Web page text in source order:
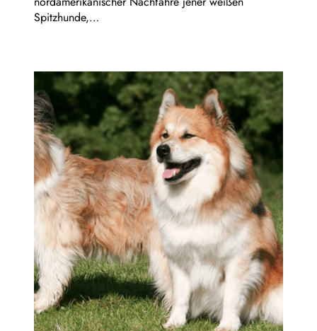
Spitzhunde,…